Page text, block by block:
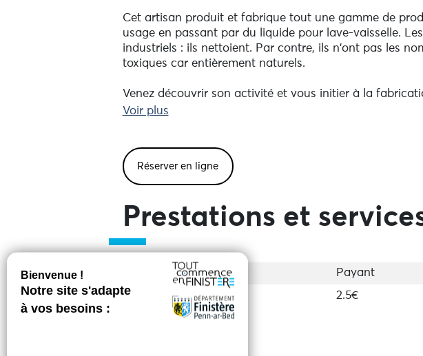
Cet artisan produit et fabrique tout une gamme de
usage en passant par du liquide pour lave-vaisselle.
industriels : ils nettoient. Par contre, ils n'ont pas les
toxiques car entièrement naturels.
Venez découvrir son activité et vous initier à la
(Guissény et Kerlouan en juillet août)
- Durée : 1h30
Voir plus
Réserver en ligne
Prestations et
Payant
Tarif de base
2.5€